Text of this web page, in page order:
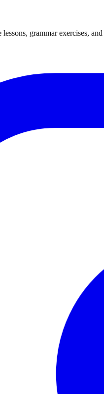
grammar exercises,